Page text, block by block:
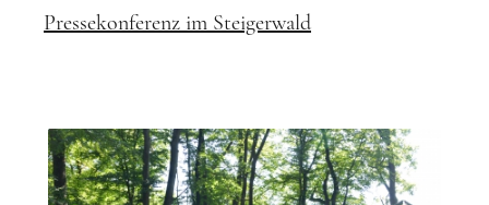
Pressekonferenz im Steigerwald